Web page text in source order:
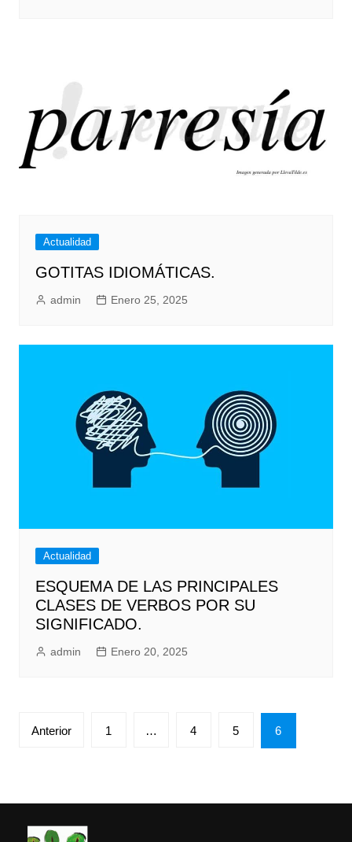
Actualidad
GOTITAS IDIOMÁTICAS.
admin Enero 25, 2025
Actualidad
ESQUEMA DE LAS PRINCIPALES
CLASES DE VERBOS POR SU
SIGNIFICADO.
admin Enero 20, 2025
Paginación
Anterior 1 … 4 5 6